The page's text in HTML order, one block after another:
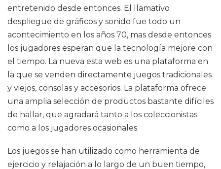
entretenido desde entonces. El llamativo
despliegue de gráficos y sonido fue todo un
acontecimiento en los años 70, mas desde entonces
los jugadores esperan que la tecnología mejore con
el tiempo. La nueva esta web es una plataforma en
la que se venden directamente juegos tradicionales
y viejos, consolas y accesorios. La plataforma ofrece
una amplia selección de productos bastante difíciles
de hallar, que agradará tanto a los coleccionistas
como a los jugadores ocasionales.
Los juegos se han utilizado como herramienta de
ejercicio y relajación a lo largo de un buen tiempo,